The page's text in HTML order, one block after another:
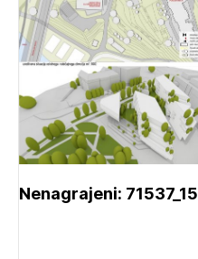
Nenagrajeni: 71537_15